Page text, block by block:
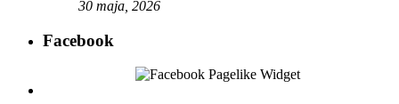
30 maja, 2026
Facebook